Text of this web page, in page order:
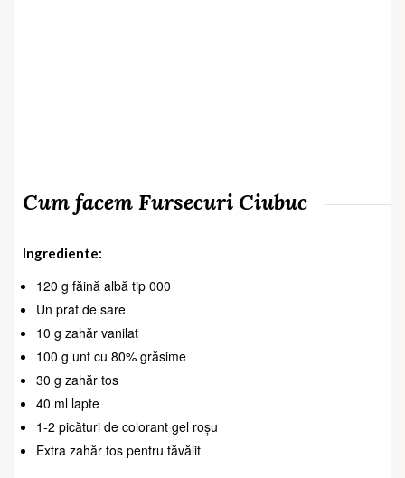
Cum facem Fursecuri Ciubuc
Ingrediente:
120 g făină albă tip 000
Un praf de sare
10 g zahăr vanilat
100 g unt cu 80% grăsime
30 g zahăr tos
40 ml lapte
1-2 picături de colorant gel roșu
Extra zahăr tos pentru tăvălit